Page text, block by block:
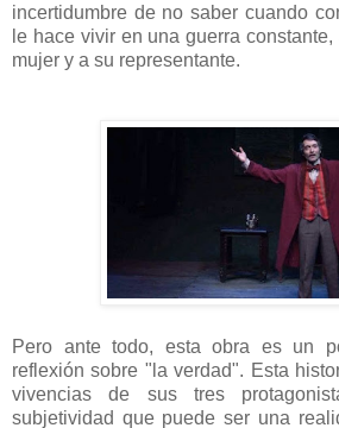
incertidumbre de no saber cuando
le hace vivir en una guerra
mujer y a su representante.
Pero ante todo, esta obra es un
reflexión sobre "la verdad". Esta
vivencias de sus tres
subjetividad que puede ser una